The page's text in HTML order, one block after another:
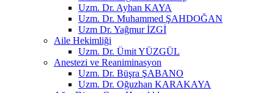
Uzm. Dr. Ayhan KAYA
Uzm. Dr. Muhammed ŞAHDOĞAN
Uzm Dr. Yağmur İZGİ
Aile Hekimliği
Uzm. Dr. Ümit YÜZGÜL
Anestezi ve Reaniminasyon
Uzm. Dr. Büşra ŞABANO
Uzm. Dr. Oğuzhan KARAKAYA